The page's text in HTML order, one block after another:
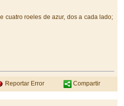
cuatro roeles de azur, dos a cada lado;
Reportar Error Compartir